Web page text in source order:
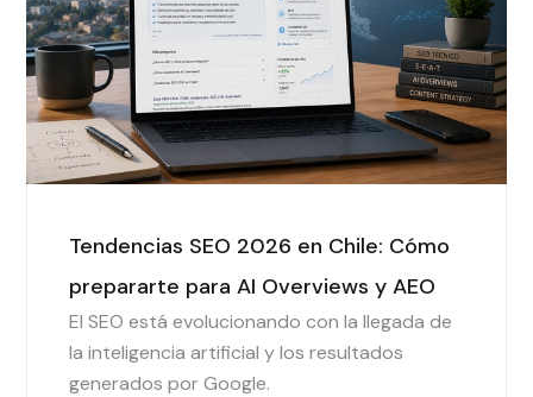
Tendencias SEO 2026 en Chile: Cómo
prepararte para AI Overviews y AEO
El SEO está evolucionando con la llegada de
la inteligencia artificial y los resultados
generados por Google.